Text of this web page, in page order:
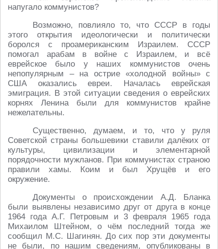
напугало коммунистов?
Возможно, повлияло то, что СССР в годы
этого открытия идеологически и политически
боролся с проамериканским Израилем. СССР
помогал арабам в войне с Израилем, и всё
еврейское было у наших коммунистов очень
непопулярным – на острие «холодной войны» с
США оказались евреи. Началась еврейская
эмиграция. В этой ситуации сведения о еврейских
корнях Ленина были для коммунистов крайне
нежелательны.
Существенно, думаем, и то, что у руля
Советской страны большевики ставили далёких от
культуры, цивилизации и элементарной
порядочности мужланов. При коммунистах страною
правили хамы. Коим и был Хрущёв и его
окружение.
Документы о происхождении А.Д. Бланка
были выявлены независимо друг от друга в конце
1964 года А.Г. Петровым и 3 февраля 1965 года
Михаилом Штейном, о чём последний тогда же
сообщил М.С. Шагинян. До сих пор эти документы
не были, по нашим сведениям, опубликованы в